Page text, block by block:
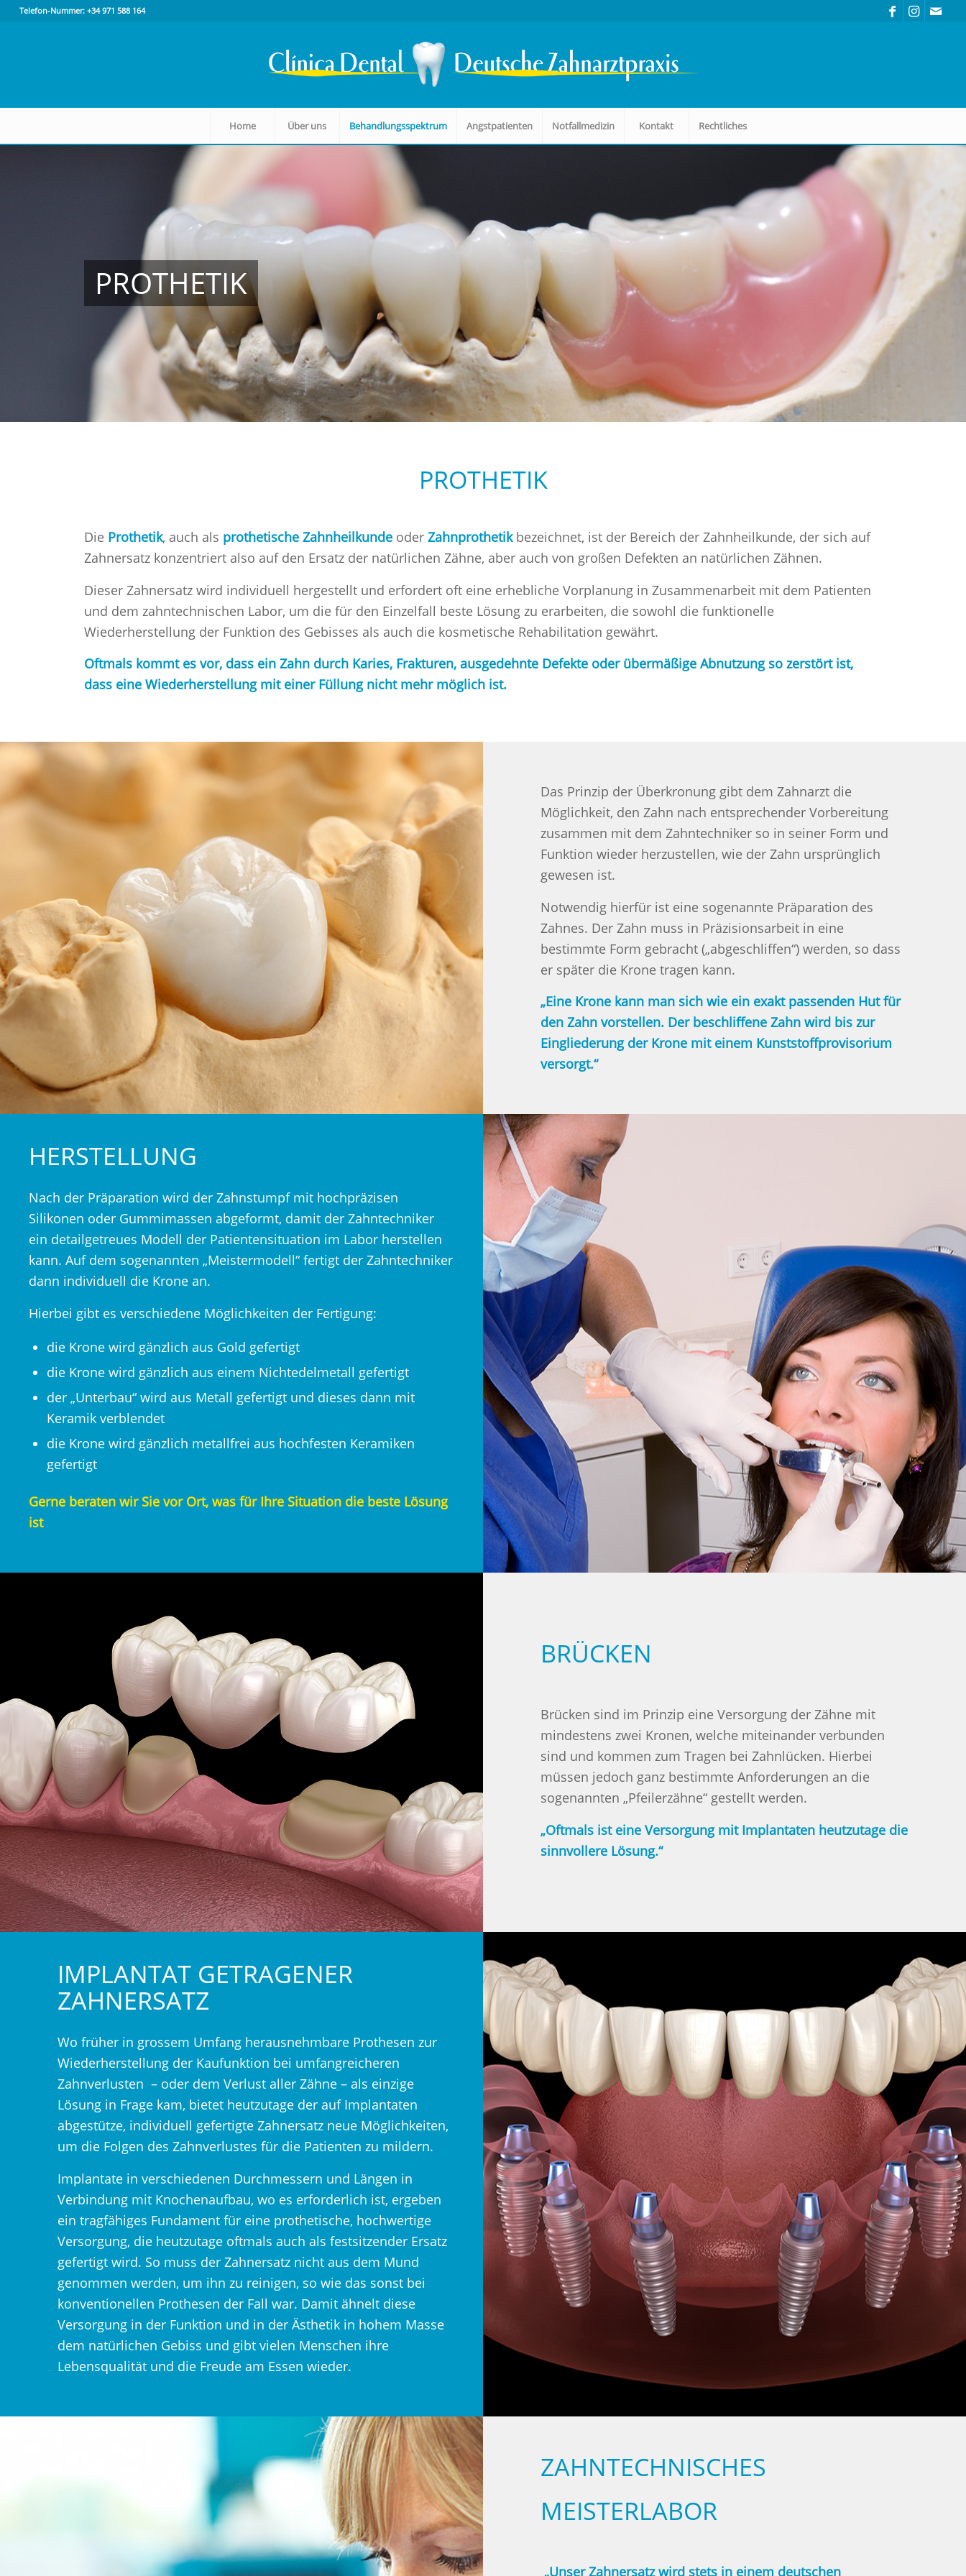
Telefon-Nummer: +34 971 588 164
Home Über uns Behandlungsspektrum Angstpatienten Notfallmedizin Kontakt Rechtliches
PROTHETIK
PROTHETIK
Die Prothetik, auch als prothetische Zahnheilkunde oderZahnprothetikbezeichnet, ist der Bereich der Zahnheilkunde, der sich auf
Zahnersatz konzentriert also auf den Ersatz der natürlichen Zähne, aber auch von großen Defekten an natürlichen Zähnen.
Dieser Zahnersatz wird individuell hergestellt und erfordert oft eine erhebliche Vorplanung in Zusammenarbeit mit dem Patienten
und dem zahntechnischen Labor, um die für den Einzelfall beste Lösung zu erarbeiten, die sowohl die funktionelle
Wiederherstellung der Funktion des Gebisses als auch die kosmetische Rehabilitation gewährt.
Oftmals kommt es vor, dass ein Zahn durch Karies, Frakturen, ausgedehnte Defekte oder übermäßige Abnutzung so zerstört ist,
dass eine Wiederherstellung mit einer Füllung nicht mehr möglich ist.
Das Prinzip der Überkronung gibt dem Zahnarzt die
Möglichkeit, den Zahn nach entsprechender Vorbereitung
zusammen mit dem Zahntechniker so in seiner Form und
Funktion wieder herzustellen, wie der Zahn ursprünglich
gewesen ist.
Notwendig hierfür ist eine sogenannte Präparation des
Zahnes. Der Zahn muss in Präzisionsarbeit in eine
bestimmte Form gebracht („abgeschliffen“) werden, so dass
er später die Krone tragen kann.
„Eine Krone kann man sich wie ein exakt passenden Hut für
den Zahn vorstellen. Der beschliffene Zahn wird bis zur
Eingliederung der Krone mit einem Kunststoffprovisorium
versorgt.“
HERSTELLUNG
Nach der Präparation wird der Zahnstumpf mit hochpräzisen
Silikonen oder Gummimassen abgeformt, damit der Zahntechniker
ein detailgetreues Modell der Patientensituation im Labor herstellen
kann. Auf dem sogenannten „Meistermodell“ fertigt der Zahntechniker
dann individuell die Krone an.
Hierbei gibt es verschiedene Möglichkeiten der Fertigung:
die Krone wird gänzlich aus Gold gefertigt
die Krone wird gänzlich aus einem Nichtedelmetall gefertigt
der „Unterbau“ wird aus Metall gefertigt und dieses dann mit
Keramik verblendet
die Krone wird gänzlich metallfrei aus hochfesten Keramiken
gefertigt
Gerne beraten wir Sie vor Ort, was für Ihre Situation die beste Lösung
ist
BRÜCKEN
Brücken sind im Prinzip eine Versorgung der Zähne mit
mindestens zwei Kronen, welche miteinander verbunden
sind und kommen zum Tragen bei Zahnlücken. Hierbei
müssen jedoch ganz bestimmte Anforderungen an die
sogenannten „Pfeilerzähne“ gestellt werden.
„Oftmals ist eine Versorgung mit Implantaten heutzutage die
sinnvollere Lösung.“
IMPLANTAT GETRAGENER
ZAHNERSATZ
Wo früher in grossem Umfang herausnehmbare Prothesen zur
Wiederherstellung der Kaufunktion bei umfangreicheren
Zahnverlusten – oder dem Verlust aller Zähne – als einzige
Lösung in Frage kam, bietet heutzutage der auf Implantaten
abgestütze, individuell gefertigte Zahnersatz neue Möglichkeiten,
um die Folgen des Zahnverlustes für die Patienten zu mildern.
Implantate in verschiedenen Durchmessern und Längen in
Verbindung mit Knochenaufbau, wo es erforderlich ist, ergeben
ein tragfähiges Fundament für eine prothetische, hochwertige
Versorgung, die heutzutage oftmals auch als festsitzender Ersatz
gefertigt wird. So muss der Zahnersatz nicht aus dem Mund
genommen werden, um ihn zu reinigen, so wie das sonst bei
konventionellen Prothesen der Fall war. Damit ähnelt diese
Versorgung in der Funktion und in der Ästhetik in hohem Masse
dem natürlichen Gebiss und gibt vielen Menschen ihre
Lebensqualität und die Freude am Essen wieder.
ZAHNTECHNISCHES
MEISTERLABOR
„Unser Zahnersatz wird stets in einem deutschen